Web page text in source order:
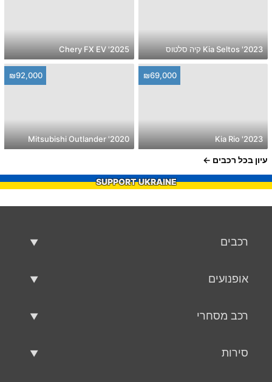
2023' Kia Seltos קיה סלטוס 2025' Chery FX EV
₪69,000
2023' Kia Rio
₪92,000
2020' Mitsubishi Outlander
עיון בכל רכבים
SUPPORT UKRAINE
רכבים
אופנועים
רכב מסחרי
סירות